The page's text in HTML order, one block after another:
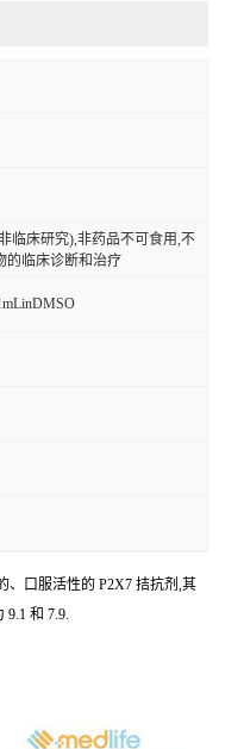
临床研究),非药品不可食用,不
的临床诊断和治疗
、口服活性的 P2X7 拮抗剂,其
9.1 和 7.9.